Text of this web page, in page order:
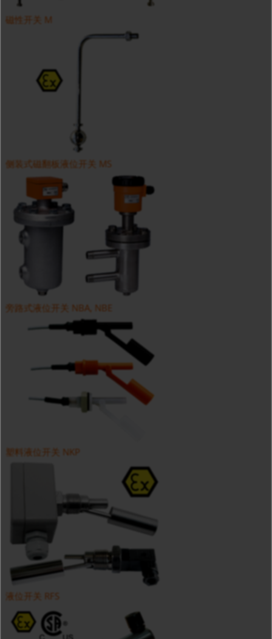
磁性开关 M
侧装式磁翻板液位开关 MS
旁路式液位开关 NBA, NBE
塑料液位开关 NKP
液位开关 RFS